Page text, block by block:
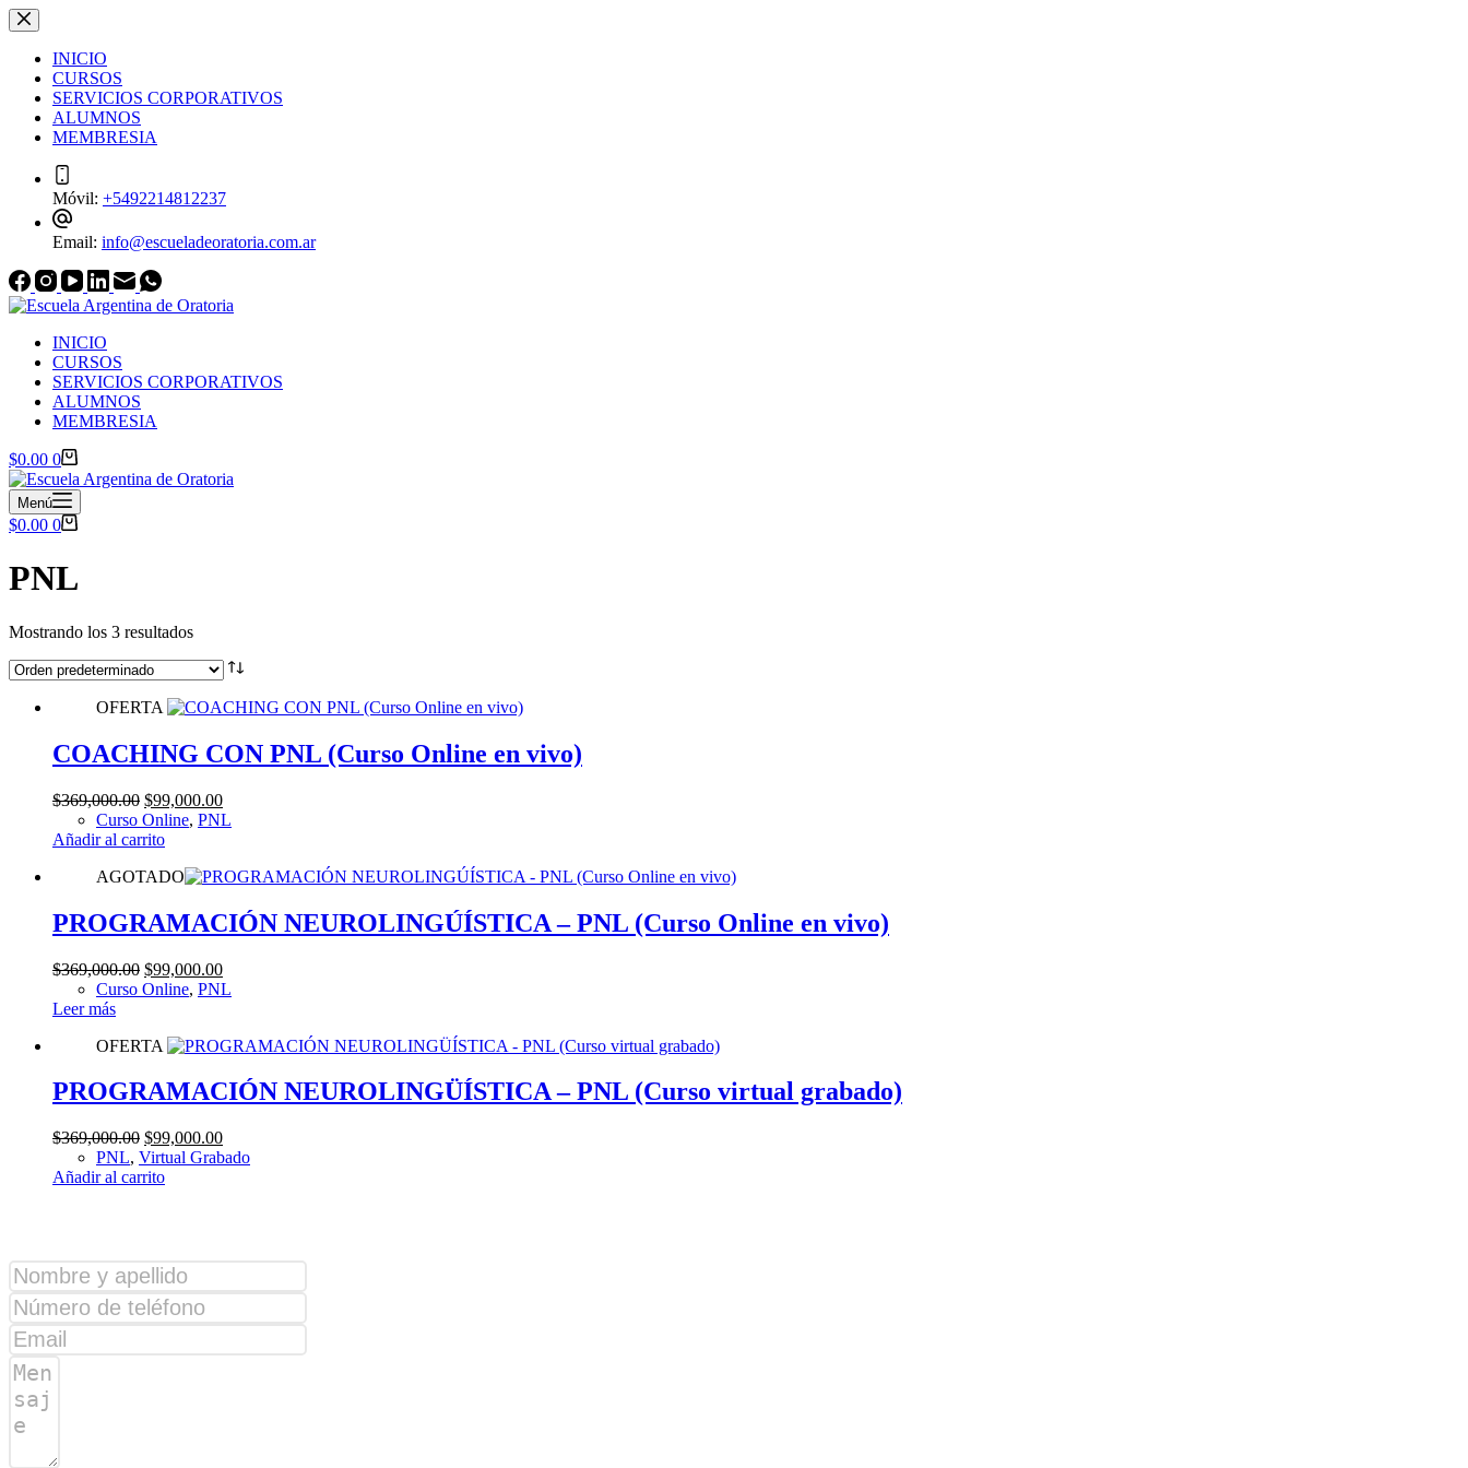
Saltar
al
contenidoINICIO
CURSOS
SERVICIOS CORPORATIVOS
ALUMNOS
MEMBRESIA
Móvil: +5492214812237
Email: info@escueladeoratoria.com.ar
INICIO
CURSOS
SERVICIOS CORPORATIVOS
ALUMNOS
MEMBRESIA
Carro
de
compra
$0.00 0
Menú
Carro
$0.00 0
PNL
Mostrando los 3 resultados
OFERTA
COACHING CON PNL (Curso Online en vivo)
$369,000.00 El
precio
original
$369,000.00.
$99,000.00El
precio
$99,000.00.
Curso Online, PNL
Añadir al carrito
AGOTADO
PROGRAMACIÓN NEUROLINGÚÍSTICA – PNL (Curso Online en vivo)
$369,000.00 El
precio
$369,000.00.
$99,000.00El
precio
$99,000.00.
Curso Online, PNL
Leer más
OFERTA
PROGRAMACIÓN NEUROLINGÜÍSTICA – PNL (Curso virtual grabado)
$369,000.00 El
precio
original
$99,000.00El
precio
PNL, Virtual Grabado
Añadir al carrito